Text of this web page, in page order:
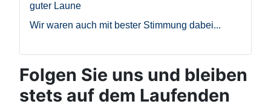
guter Laune
Wir waren auch mit bester Stimmung dabei...
Folgen Sie uns und bleiben
stets auf dem Laufenden